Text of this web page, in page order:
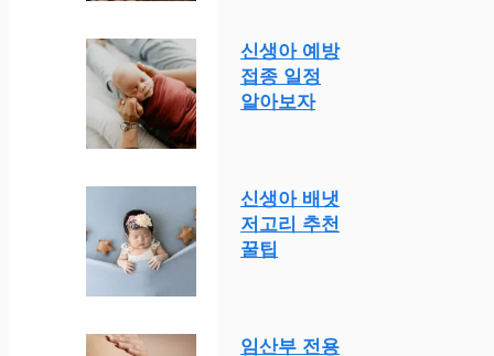
신생아 예방
접종 일정
알아보자
신생아 배냇
저고리 추천
꿀팁
임산부 전용